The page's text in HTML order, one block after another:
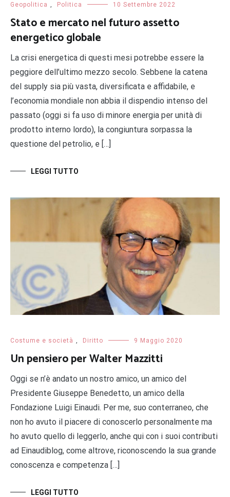
Geopolitica Politica 10 Settembre 2022
Stato e mercato nel futuro assetto
energetico globale
La crisi energetica di questi mesi potrebbe essere la
peggiore dell’ultimo mezzo secolo. Sebbene la catena
del supply sia più vasta, diversificata e affidabile, e
l’economia mondiale non abbia il dispendio intenso del
passato (oggi si fa uso di minore energia per unità di
prodotto interno lordo), la congiuntura sorpassa la
questione del petrolio, e […]
LEGGI TUTTO
Costume e società , Diritto 9 Maggio 2020
Un pensiero per Walter Mazzitti
Oggi se n’è andato un nostro amico, un amico del
Presidente Giuseppe Benedetto, un amico della
Fondazione Luigi Einaudi. Per me, suo conterraneo, che
non ho avuto il piacere di conoscerlo personalmente ma
ho avuto quello di leggerlo, anche qui con i suoi contributi
ad Einaudiblog, come altrove, riconoscendo la sua grande
conoscenza e competenza […]
LEGGI TUTTO